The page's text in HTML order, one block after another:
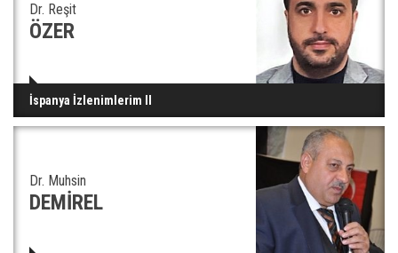
Dr. Reşit
ÖZER
İspanya İzlenimlerim II
Dr. Muhsin
DEMİREL